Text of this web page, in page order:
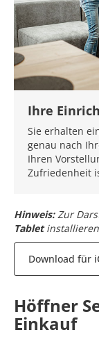
Ihre
Sie erhalten
genau nach
Ihren
Zufriedenheit
Hinweis: Zur
Tablet
Download für
Höffner
Einkauf